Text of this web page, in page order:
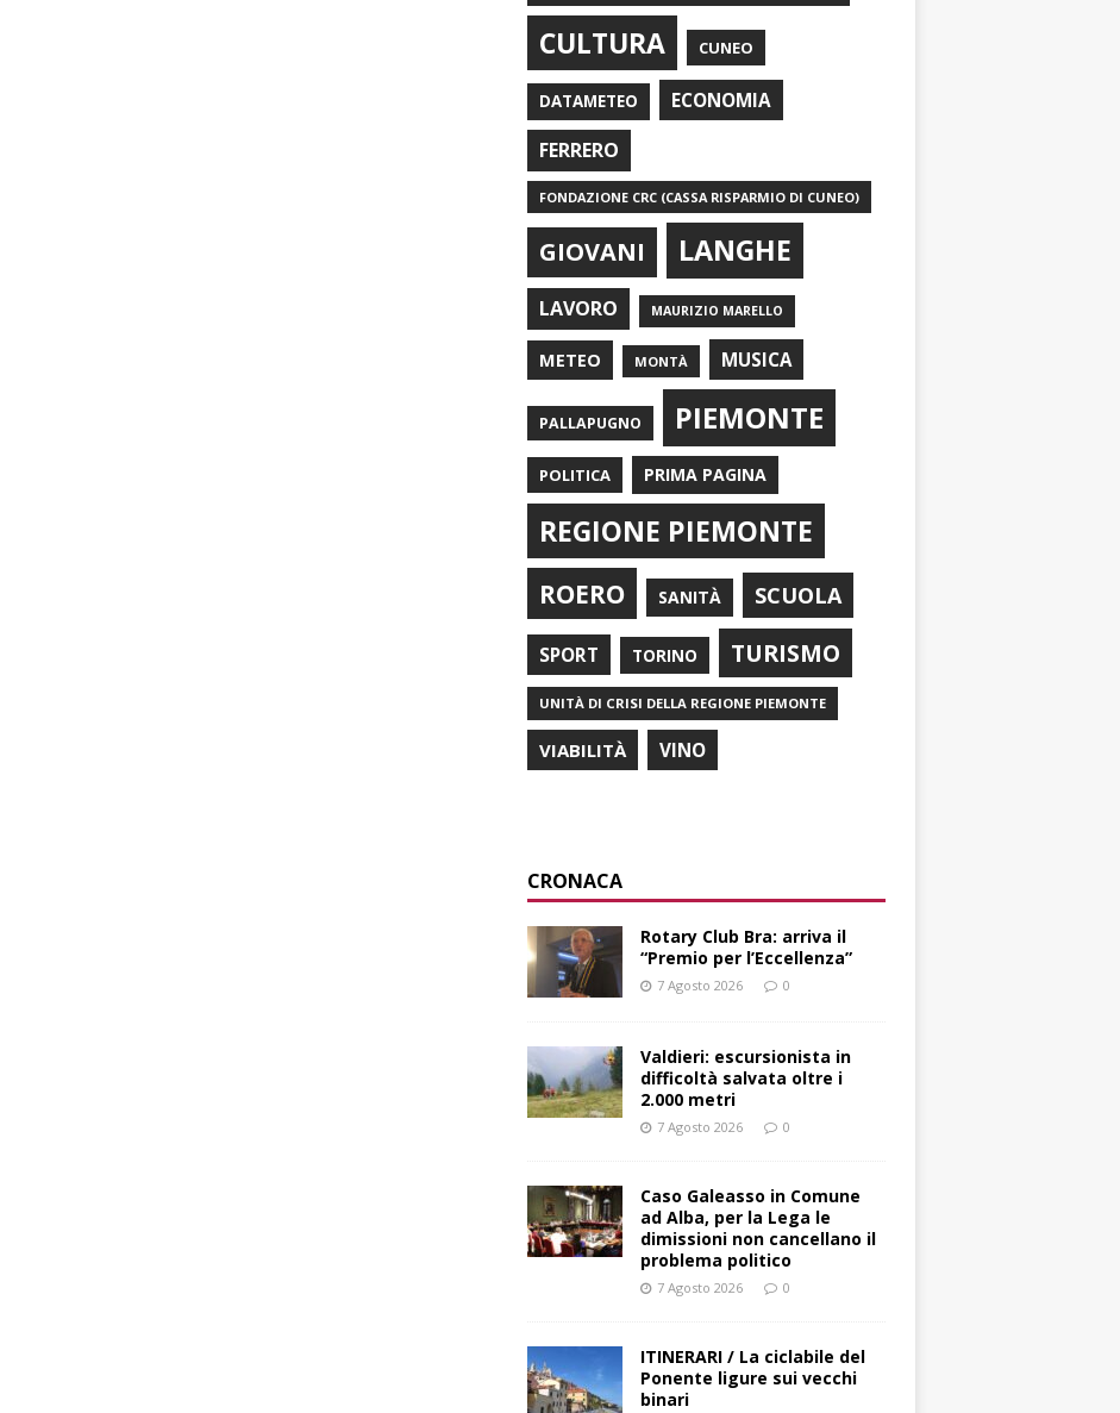
CULTURA CUNEO
DATAMETEO ECONOMIA
FERRERO
FONDAZIONE CRC (CASSA RISPARMIO DI CUNEO)
GIOVANI LANGHE
LAVORO MAURIZIO MARELLO
METEO MONTÀ MUSICA
PALLAPUGNO PIEMONTE
POLITICA PRIMA PAGINA
REGIONE PIEMONTE
ROERO SANITÀ SCUOLA
SPORT TORINO TURISMO
UNITÀ DI CRISI DELLA REGIONE PIEMONTE
VIABILITÀ VINO
CRONACA
Rotary Club Bra: arriva il
“Premio per l’Eccellenza”
7 Agosto 2026 0
Valdieri: escursionista in
difficoltà salvata oltre i
2.000 metri
7 Agosto 2026 0
Caso Galeasso in Comune
ad Alba, per la Lega le
dimissioni non cancellano il
problema politico
7 Agosto 2026 0
ITINERARI / La ciclabile del
Ponente ligure sui vecchi
binari